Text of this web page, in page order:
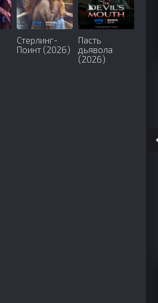
Стерлинг-
Поинт (2026)
Пасть
дьявола
(2026)